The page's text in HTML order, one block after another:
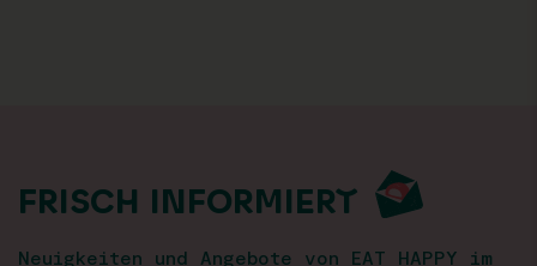
FRISCH INFORMIERT
Neuigkeiten und Angebote von EAT HAPPY im